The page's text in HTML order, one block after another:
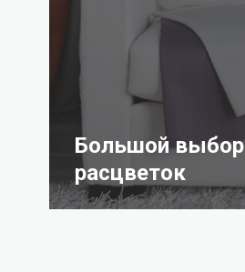
Большой выбор
расцветок